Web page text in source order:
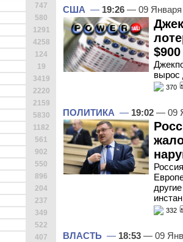
747
580
1291
4258
124
19
3419
2220
2159
5830
1182
561
902
550
896
204
237
349
522
407
США — 19:26 — 09
вырос
370
ПОЛИТИКА — 19:02 — 09
332
ВЛАСТЬ — 18:53 — 09